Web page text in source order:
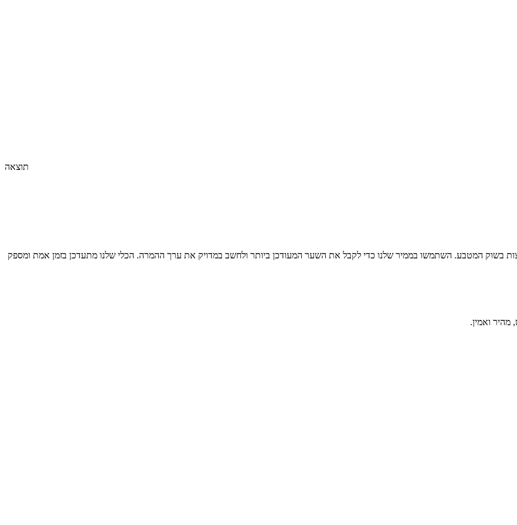
תוצאה
בשוק המטבע. השתמשו בממיר שלנו כדי לקבל את השער המעודכן ביותר ולחשב במדויק את ערך ההמרה. הכלי שלנו מתעדכן בזמן אמת ומספק
ואמין.